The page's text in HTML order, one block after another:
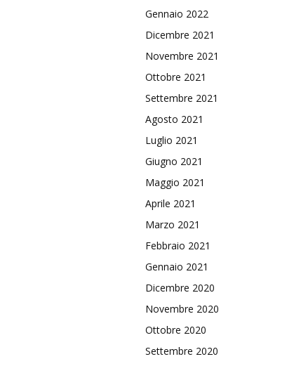
Gennaio 2022
Dicembre 2021
Novembre 2021
Ottobre 2021
Settembre 2021
Agosto 2021
Luglio 2021
Giugno 2021
Maggio 2021
Aprile 2021
Marzo 2021
Febbraio 2021
Gennaio 2021
Dicembre 2020
Novembre 2020
Ottobre 2020
Settembre 2020